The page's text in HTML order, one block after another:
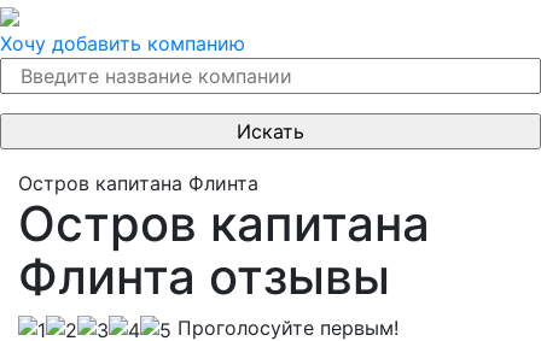
Хочу добавить компанию
Остров капитана Флинта
Остров капитана
Флинта отзывы
Проголосуйте первым!